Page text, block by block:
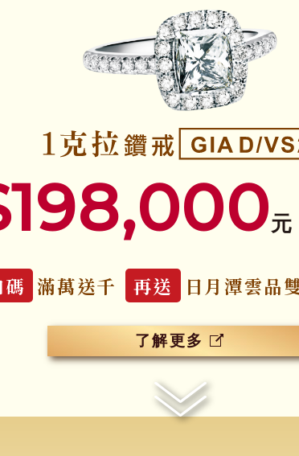
元
滿萬送千 再送 日月潭雲品
了解更多